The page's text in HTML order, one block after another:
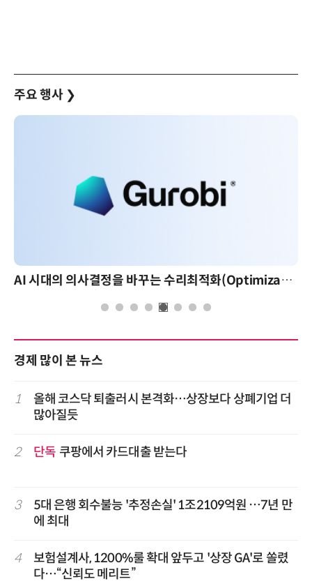
주요 행사 ❯
AI 시대의 의사결정을 바꾸는 수리최적화(Optimization): 실제 산업 적용 사례와 활용 전략
경제 많이 본 뉴스
1
올해 코스닥 퇴출러시 본격화…상장보다 상폐기업 더
많아질듯
2 단독 쿠팡에서 카드대출 받는다
3
5대 은행 회수불능 '추정손실' 1조2109억원 …7년 만
에 최대
4
보험설계사, 1200%룰 확대 앞두고 '상장 GA'로 쏠렸
다…“신뢰도 메리트”